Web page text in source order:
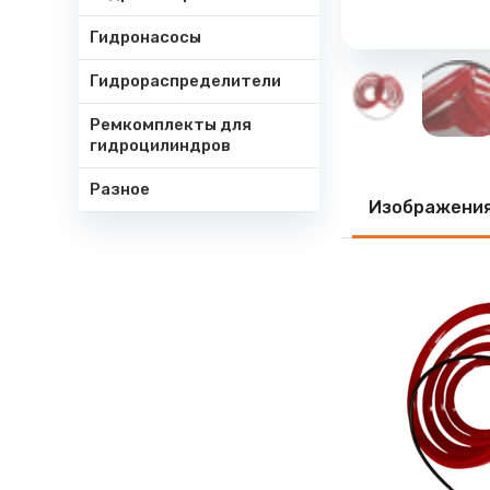
Гидронасосы
Гидрораспределители
Ремкомплекты для
гидроцилиндров
Разное